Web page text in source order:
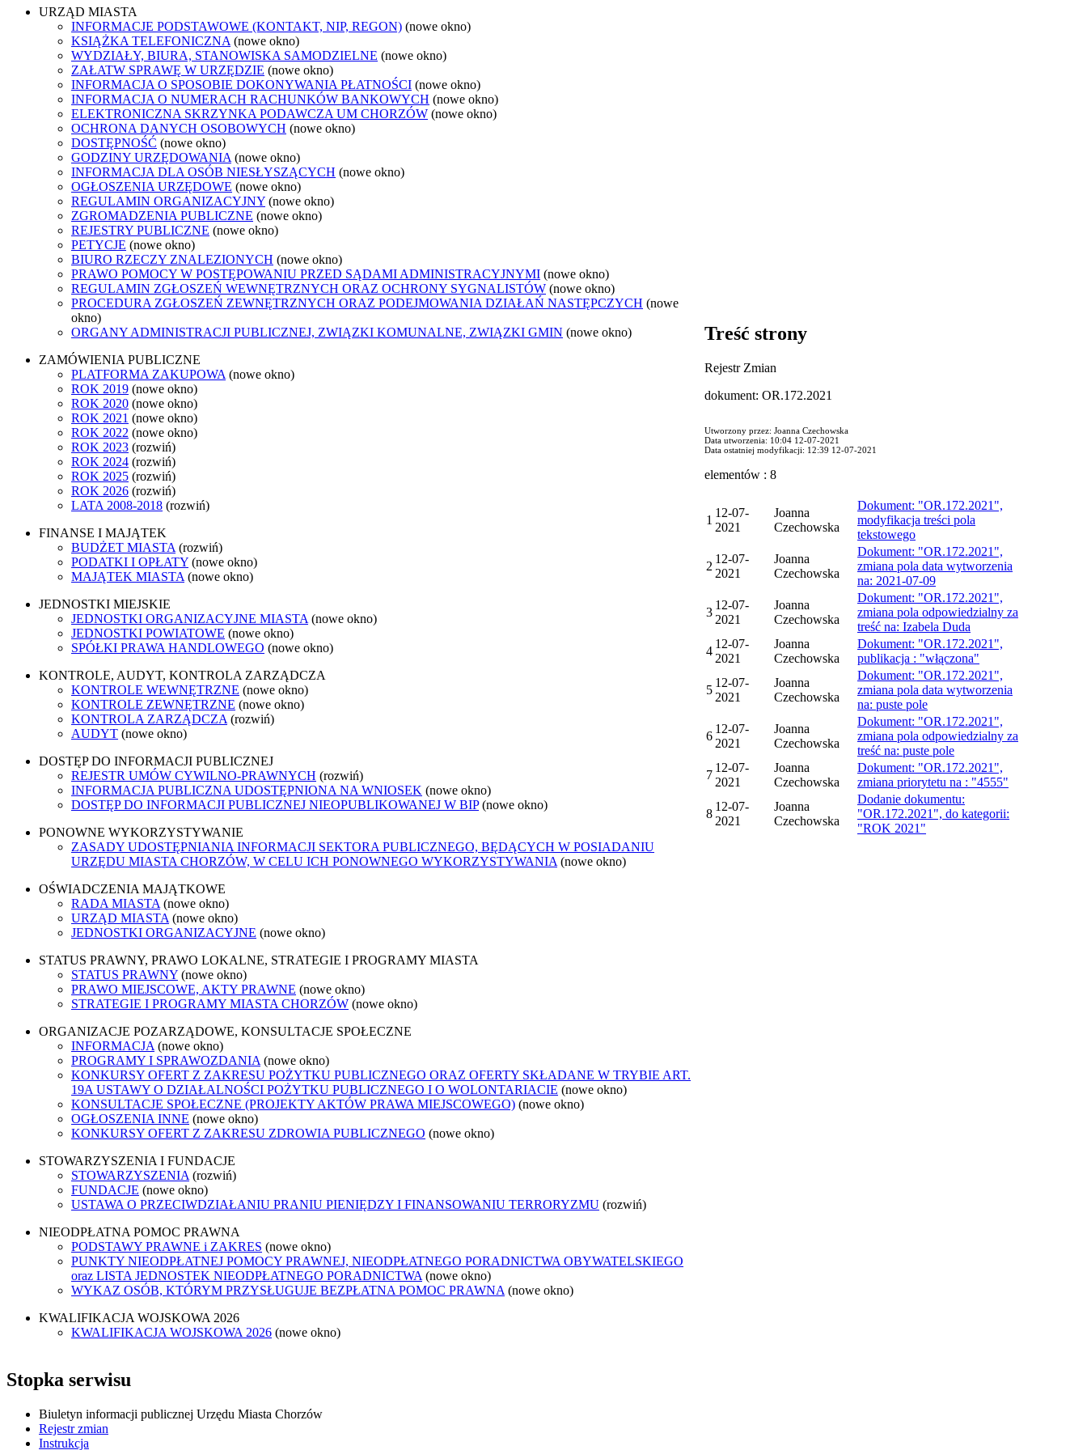
URZĄD MIASTA
INFORMACJE PODSTAWOWE (KONTAKT, NIP, REGON) (nowe okno)
KSIĄŻKA TELEFONICZNA (nowe okno)
WYDZIAŁY, BIURA, STANOWISKA SAMODZIELNE (nowe okno)
ZAŁATW SPRAWĘ W URZĘDZIE (nowe okno)
INFORMACJA O SPOSOBIE DOKONYWANIA PŁATNOŚCI (nowe okno)
INFORMACJA O NUMERACH RACHUNKÓW BANKOWYCH (nowe okno)
ELEKTRONICZNA SKRZYNKA PODAWCZA UM CHORZÓW (nowe okno)
OCHRONA DANYCH OSOBOWYCH (nowe okno)
DOSTĘPNOŚĆ (nowe okno)
GODZINY URZĘDOWANIA (nowe okno)
INFORMACJA DLA OSÓB NIESŁYSZĄCYCH (nowe okno)
OGŁOSZENIA URZĘDOWE (nowe okno)
REGULAMIN ORGANIZACYJNY (nowe okno)
ZGROMADZENIA PUBLICZNE (nowe okno)
REJESTRY PUBLICZNE (nowe okno)
PETYCJE (nowe okno)
BIURO RZECZY ZNALEZIONYCH (nowe okno)
PRAWO POMOCY W POSTĘPOWANIU PRZED SĄDAMI ADMINISTRACYJNYMI (nowe okno)
REGULAMIN ZGŁOSZEŃ WEWNĘTRZNYCH ORAZ OCHRONY SYGNALISTÓW (nowe okno)
PROCEDURA ZGŁOSZEŃ ZEWNĘTRZNYCH ORAZ PODEJMOWANIA DZIAŁAŃ NASTĘPCZYCH (nowe
okno)
ORGANY ADMINISTRACJI PUBLICZNEJ, ZWIĄZKI KOMUNALNE, ZWIĄZKI GMIN (nowe okno)
ZAMÓWIENIA PUBLICZNE
PLATFORMA ZAKUPOWA (nowe okno)
ROK 2019 (nowe okno)
ROK 2020 (nowe okno)
ROK 2021 (nowe okno)
ROK 2022 (nowe okno)
ROK 2023 (rozwiń)
ROK 2024 (rozwiń)
ROK 2025 (rozwiń)
ROK 2026 (rozwiń)
LATA 2008-2018 (rozwiń)
FINANSE I MAJĄTEK
BUDŻET MIASTA (rozwiń)
PODATKI I OPŁATY (nowe okno)
MAJĄTEK MIASTA (nowe okno)
JEDNOSTKI MIEJSKIE
JEDNOSTKI ORGANIZACYJNE MIASTA (nowe okno)
JEDNOSTKI POWIATOWE (nowe okno)
SPÓŁKI PRAWA HANDLOWEGO (nowe okno)
KONTROLE, AUDYT, KONTROLA ZARZĄDCZA
KONTROLE WEWNĘTRZNE (nowe okno)
KONTROLE ZEWNĘTRZNE (nowe okno)
KONTROLA ZARZĄDCZA (rozwiń)
AUDYT (nowe okno)
DOSTĘP DO INFORMACJI PUBLICZNEJ
REJESTR UMÓW CYWILNO-PRAWNYCH (rozwiń)
INFORMACJA PUBLICZNA UDOSTĘPNIONA NA WNIOSEK (nowe okno)
DOSTĘP DO INFORMACJI PUBLICZNEJ NIEOPUBLIKOWANEJ W BIP (nowe okno)
PONOWNE WYKORZYSTYWANIE
ZASADY UDOSTĘPNIANIA INFORMACJI SEKTORA PUBLICZNEGO, BĘDĄCYCH W POSIADANIU
URZĘDU MIASTA CHORZÓW, W CELU ICH PONOWNEGO WYKORZYSTYWANIA (nowe okno)
OŚWIADCZENIA MAJĄTKOWE
RADA MIASTA (nowe okno)
URZĄD MIASTA (nowe okno)
JEDNOSTKI ORGANIZACYJNE (nowe okno)
STATUS PRAWNY, PRAWO LOKALNE, STRATEGIE I PROGRAMY MIASTA
STATUS PRAWNY (nowe okno)
PRAWO MIEJSCOWE, AKTY PRAWNE (nowe okno)
STRATEGIE I PROGRAMY MIASTA CHORZÓW (nowe okno)
ORGANIZACJE POZARZĄDOWE, KONSULTACJE SPOŁECZNE
INFORMACJA (nowe okno)
PROGRAMY I SPRAWOZDANIA (nowe okno)
KONKURSY OFERT Z ZAKRESU POŻYTKU PUBLICZNEGO ORAZ OFERTY SKŁADANE W TRYBIE ART.
19A USTAWY O DZIAŁALNOŚCI POŻYTKU PUBLICZNEGO I O WOLONTARIACIE (nowe okno)
KONSULTACJE SPOŁECZNE (PROJEKTY AKTÓW PRAWA MIEJSCOWEGO) (nowe okno)
OGŁOSZENIA INNE (nowe okno)
KONKURSY OFERT Z ZAKRESU ZDROWIA PUBLICZNEGO (nowe okno)
STOWARZYSZENIA I FUNDACJE
STOWARZYSZENIA (rozwiń)
FUNDACJE (nowe okno)
USTAWA O PRZECIWDZIAŁANIU PRANIU PIENIĘDZY I FINANSOWANIU TERRORYZMU (rozwiń)
NIEODPŁATNA POMOC PRAWNA
PODSTAWY PRAWNE i ZAKRES (nowe okno)
PUNKTY NIEODPŁATNEJ POMOCY PRAWNEJ, NIEODPŁATNEGO PORADNICTWA OBYWATELSKIEGO
oraz LISTA JEDNOSTEK NIEODPŁATNEGO PORADNICTWA (nowe okno)
WYKAZ OSÓB, KTÓRYM PRZYSŁUGUJE BEZPŁATNA POMOC PRAWNA (nowe okno)
KWALIFIKACJA WOJSKOWA 2026
KWALIFIKACJA WOJSKOWA 2026 (nowe okno)
Treść strony
Rejestr Zmian
dokument: OR.172.2021
Utworzony przez: Joanna Czechowska
Data utworzenia: 10:04 12-07-2021
Data ostatniej modyfikacji: 12:39 12-07-2021
elementów : 8
1
12-07-
2021
Joanna
Czechowska
Dokument: "OR.172.2021",
modyfikacja treści pola
tekstowego
2
12-07-
2021
Joanna
Czechowska
Dokument: "OR.172.2021",
zmiana pola data wytworzenia
na: 2021-07-09
3
12-07-
2021
Joanna
Czechowska
Dokument: "OR.172.2021",
zmiana pola odpowiedzialny za
treść na: Izabela Duda
4
12-07-
2021
Joanna
Czechowska
Dokument: "OR.172.2021",
publikacja : "włączona"
5
12-07-
2021
Joanna
Czechowska
Dokument: "OR.172.2021",
zmiana pola data wytworzenia
na: puste pole
6
12-07-
2021
Joanna
Czechowska
Dokument: "OR.172.2021",
zmiana pola odpowiedzialny za
treść na: puste pole
7
12-07-
2021
Joanna
Czechowska
Dokument: "OR.172.2021",
zmiana priorytetu na : "4555"
8
12-07-
2021
Joanna
Czechowska
Dodanie dokumentu:
"OR.172.2021", do kategorii:
"ROK 2021"
Stopka serwisu
Biuletyn informacji publicznej Urzędu Miasta Chorzów
Rejestr zmian
Instrukcja